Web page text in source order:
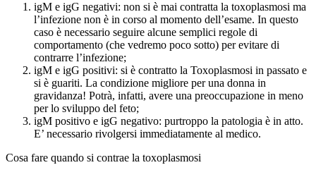
igM e igG negativi: non si è mai contratta la toxoplasmosi ma
l’infezione non è in corso al momento dell’esame. In questo
caso è necessario seguire alcune semplici regole di
comportamento (che vedremo poco sotto) per evitare di
contrarre l’infezione;
igM e igG positivi: si è contratto la Toxoplasmosi in passato e
si è guariti. La condizione migliore per una donna in
gravidanza! Potrà, infatti, avere una preoccupazione in meno
per lo sviluppo del feto;
igM positivo e igG negativo: purtroppo la patologia è in atto.
E’ necessario rivolgersi immediatamente al medico.
Cosa fare quando si contrae la toxoplasmosi